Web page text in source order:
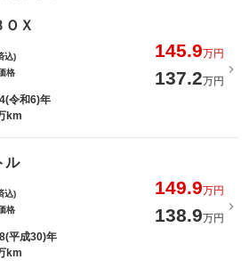
ＯＸ
込)
145.9万円
格
137.2万円
令和6)年
km
ル
込)
149.9万円
格
138.9万円
平成30)年
km